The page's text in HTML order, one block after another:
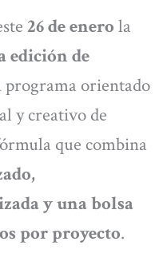
26 de enero la
edición de
programa orientado
y creativo de
que combina
y una bolsa
por proyecto.